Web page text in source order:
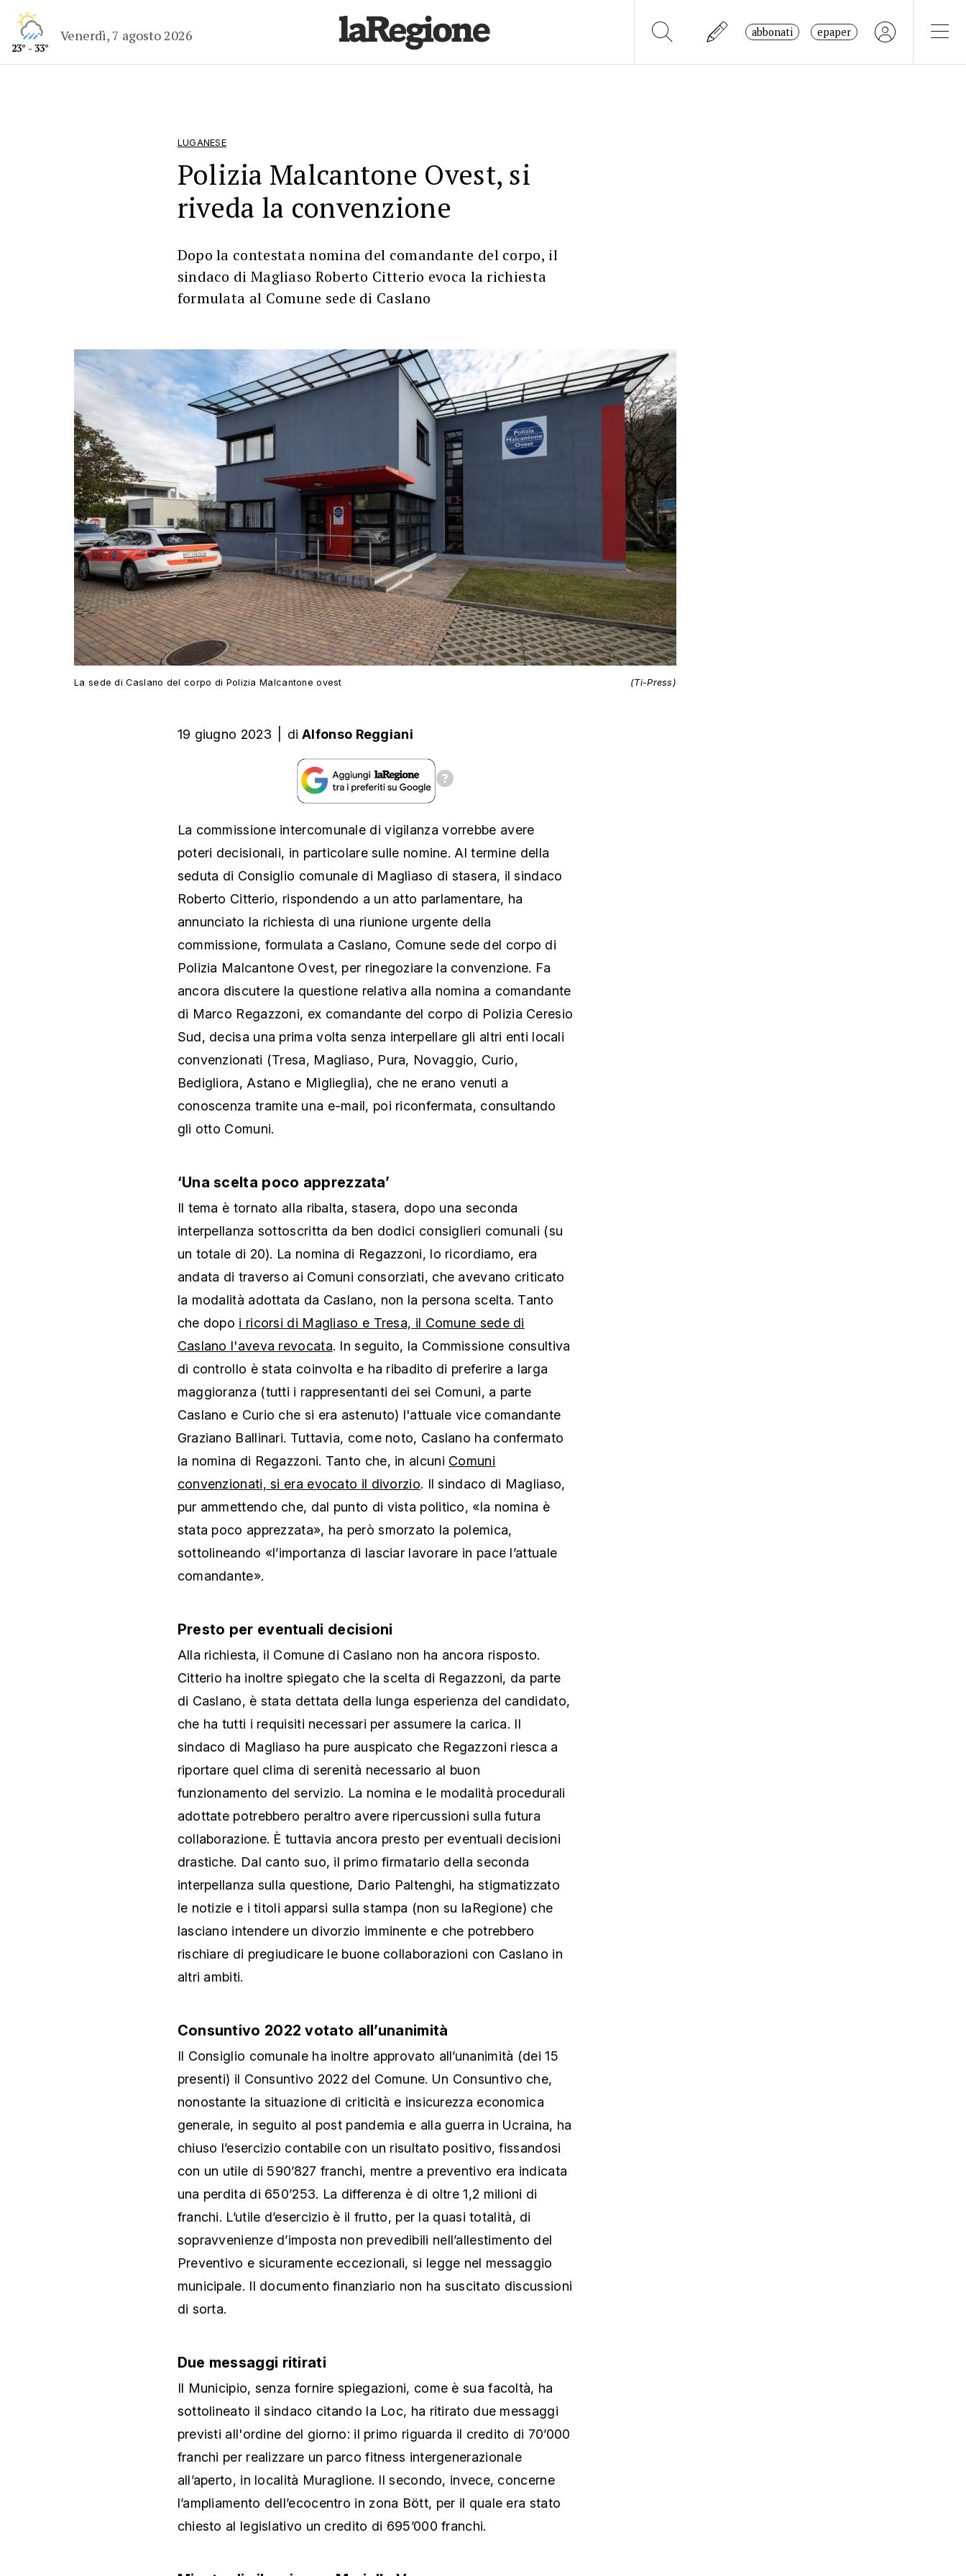
23° - 33°
Venerdì, 7 agosto 2026 abbonati epaper
LUGANESE
Polizia Malcantone Ovest, si
riveda la convenzione
Dopo la contestata nomina del comandante del corpo, il
sindaco di Magliaso Roberto Citterio evoca la richiesta
formulata al Comune sede di Caslano
La sede di Caslano del corpo di Polizia Malcantone ovest (Ti-Press)
19 giugno 2023 di Alfonso Reggiani
La commissione intercomunale di vigilanza vorrebbe avere
poteri decisionali, in particolare sulle nomine. Al termine della
seduta di Consiglio comunale di Magliaso di stasera, il sindaco
Roberto Citterio, rispondendo a un atto parlamentare, ha
annunciato la richiesta di una riunione urgente della
commissione, formulata a Caslano, Comune sede del corpo di
Polizia Malcantone Ovest, per rinegoziare la convenzione. Fa
ancora discutere la questione relativa alla nomina a comandante
di Marco Regazzoni, ex comandante del corpo di Polizia Ceresio
Sud, decisa una prima volta senza interpellare gli altri enti locali
convenzionati (Tresa, Magliaso, Pura, Novaggio, Curio,
Bedigliora, Astano e Miglieglia), che ne erano venuti a
conoscenza tramite una e-mail, poi riconfermata, consultando
gli otto Comuni.
‘Una scelta poco apprezzata’
Il tema è tornato alla ribalta, stasera, dopo una seconda
interpellanza sottoscritta da ben dodici consiglieri comunali (su
un totale di 20). La nomina di Regazzoni, lo ricordiamo, era
andata di traverso ai Comuni consorziati, che avevano criticato
la modalità adottata da Caslano, non la persona scelta. Tanto
che dopo i ricorsi di Magliaso e Tresa, il Comune sede di
Caslano l'aveva revocata. In seguito, la Commissione consultiva
di controllo è stata coinvolta e ha ribadito di preferire a larga
maggioranza (tutti i rappresentanti dei sei Comuni, a parte
Caslano e Curio che si era astenuto) l'attuale vice comandante
Graziano Ballinari. Tuttavia, come noto, Caslano ha confermato
la nomina di Regazzoni. Tanto che, in alcuni Comuni
convenzionati, si era evocato il divorzio. Il sindaco di Magliaso,
pur ammettendo che, dal punto di vista politico, «la nomina è
stata poco apprezzata», ha però smorzato la polemica,
sottolineando «l’importanza di lasciar lavorare in pace l’attuale
comandante».
Presto per eventuali decisioni
Alla richiesta, il Comune di Caslano non ha ancora risposto.
Citterio ha inoltre spiegato che la scelta di Regazzoni, da parte
di Caslano, è stata dettata della lunga esperienza del candidato,
che ha tutti i requisiti necessari per assumere la carica. Il
sindaco di Magliaso ha pure auspicato che Regazzoni riesca a
riportare quel clima di serenità necessario al buon
funzionamento del servizio. La nomina e le modalità procedurali
adottate potrebbero peraltro avere ripercussioni sulla futura
collaborazione. È tuttavia ancora presto per eventuali decisioni
drastiche. Dal canto suo, il primo firmatario della seconda
interpellanza sulla questione, Dario Paltenghi, ha stigmatizzato
le notizie e i titoli apparsi sulla stampa (non su laRegione) che
lasciano intendere un divorzio imminente e che potrebbero
rischiare di pregiudicare le buone collaborazioni con Caslano in
altri ambiti.
Consuntivo 2022 votato all’unanimità
Il Consiglio comunale ha inoltre approvato all’unanimità (dei 15
presenti) il Consuntivo 2022 del Comune. Un Consuntivo che,
nonostante la situazione di criticità e insicurezza economica
generale, in seguito al post pandemia e alla guerra in Ucraina, ha
chiuso l’esercizio contabile con un risultato positivo, fissandosi
con un utile di 590’827 franchi, mentre a preventivo era indicata
una perdita di 650’253. La differenza è di oltre 1,2 milioni di
franchi. L’utile d’esercizio è il frutto, per la quasi totalità, di
sopravvenienze d’imposta non prevedibili nell’allestimento del
Preventivo e sicuramente eccezionali, si legge nel messaggio
municipale. Il documento finanziario non ha suscitato discussioni
di sorta.
Due messaggi ritirati
Il Municipio, senza fornire spiegazioni, come è sua facoltà, ha
sottolineato il sindaco citando la Loc, ha ritirato due messaggi
previsti all'ordine del giorno: il primo riguarda il credito di 70’000
franchi per realizzare un parco fitness intergenerazionale
all’aperto, in località Muraglione. Il secondo, invece, concerne
l’ampliamento dell’ecocentro in zona Bött, per il quale era stato
chiesto al legislativo un credito di 695’000 franchi.